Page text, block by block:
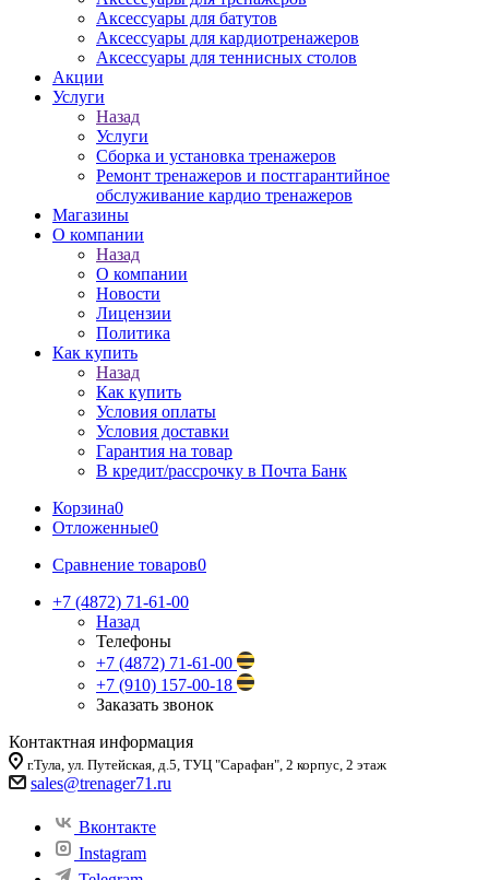
Аксессуары для батутов
Аксессуары для кардиотренажеров
Аксессуары для теннисных столов
Акции
Услуги
Назад
Услуги
Сборка и установка тренажеров
Ремонт тренажеров и постгарантийное
обслуживание кардио тренажеров
Магазины
О компании
Назад
О компании
Новости
Лицензии
Политика
Как купить
Назад
Как купить
Условия оплаты
Условия доставки
Гарантия на товар
В кредит/рассрочку в Почта Банк
Корзина0
Отложенные0
Сравнение товаров0
+7 (4872) 71-61-00
Назад
Телефоны
+7 (4872) 71-61-00
+7 (910) 157-00-18
Заказать звонок
Контактная информация
г.Тула, ул. Путейская, д.5, ТУЦ "Сарафан", 2 корпус, 2 этаж
sales@trenager71.ru
Вконтакте
Instagram